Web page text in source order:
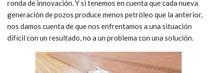
ronda de innovación. Y si tenemos en cuenta que cada nueva
generación de pozos produce menos petróleo que la anterior,
nos damos cuenta de que nos enfrentamos a una situación
difícil con un resultado, no a un problema con una solución.